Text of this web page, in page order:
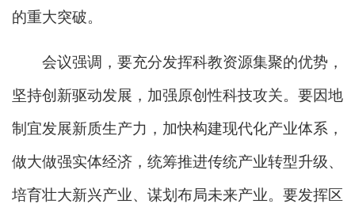
的重大突破。
会议强调，要充分发挥科教资源集聚的优势，
坚持创新驱动发展，加强原创性科技攻关。要因地
制宜发展新质生产力，加快构建现代化产业体系，
做大做强实体经济，统筹推进传统产业转型升级、
培育壮大新兴产业、谋划布局未来产业。要发挥区